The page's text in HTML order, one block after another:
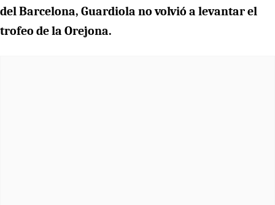
del Barcelona, Guardiola no volvió a levantar el
trofeo de la Orejona.